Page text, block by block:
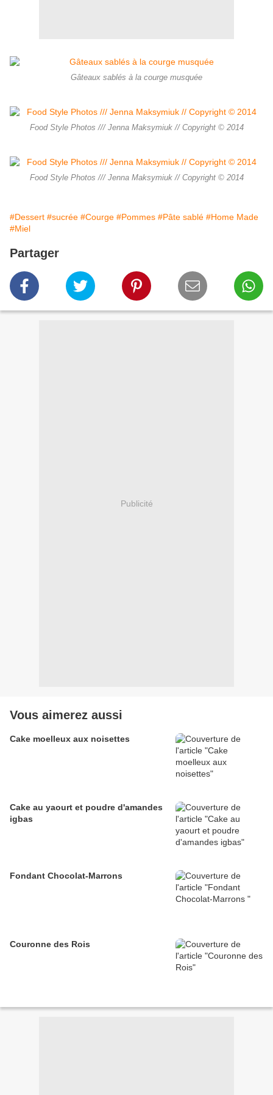
Gâteaux sablés à la courge musquée
Food Style Photos /// Jenna Maksymiuk // Copyright © 2014
Food Style Photos /// Jenna Maksymiuk // Copyright © 2014
#Dessert #sucrée #Courge #Pommes #Pâte sablé #Home Made
#Miel
Partager
Publicité
Vous aimerez aussi
Cake moelleux aux noisettes
Cake au yaourt et poudre d'amandes
igbas
Fondant Chocolat-Marrons
Couronne des Rois